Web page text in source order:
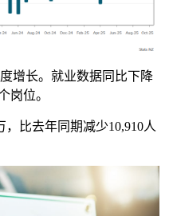
增长。就业数据同比下降
岗位。
，比去年同期减少10,910人